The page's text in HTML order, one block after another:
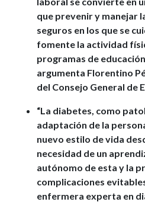
que prevenir y manejar
seguros en los que se
fomente la actividad
programas de
argumenta Florentino
del Consejo General de
“La diabetes, como
adaptación de la
nuevo estilo de vida
necesidad de un
autónomo de esta y la
complicaciones
enfermera experta en